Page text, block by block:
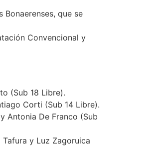
que se
Convencional y
(Sub 18 Libre).
Corti (Sub 14 Libre).
Antonia De Franco (Sub
Tafura y Luz Zagoruica